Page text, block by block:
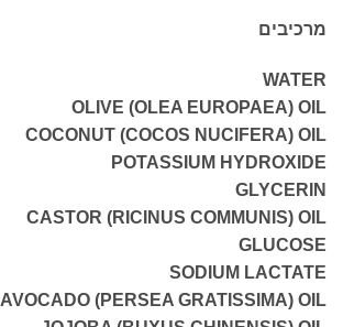
מרכיבים
WATER
OLIVE (OLEA EUROPAEA) OIL
COCONUT (COCOS NUCIFERA) OIL
POTASSIUM HYDROXIDE
GLYCERIN
CASTOR (RICINUS COMMUNIS) OIL
GLUCOSE
SODIUM LACTATE
AVOCADO (PERSEA GRATISSIMA) OIL